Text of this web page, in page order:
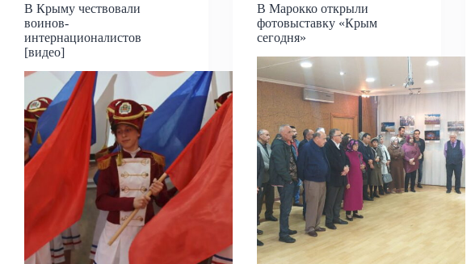
В Крыму чествовали
воинов-
интернационалистов
[видео]
В Марокко открыли
фотовыставку «Крым
сегодня»